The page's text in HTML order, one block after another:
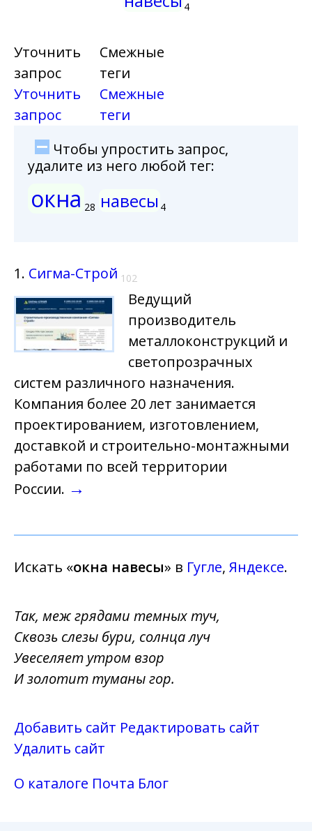
4
Уточнить
запрос
Уточнить
запрос
Смежные
теги
Смежные
теги
Чтобы упростить запрос,
удалите из него любой тег:
окна 28 навесы 4
1. Сигма-Строй 102
Ведущий
производитель
металлоконструкций и
светопрозрачных
систем различного назначения.
Компания более 20 лет занимается
проектированием, изготовлением,
доставкой и строительно-монтажными
работами по всей территории
России. →
Искать «окна навесы» в Гугле, Яндексе.
Так, меж грядами темных туч,
Сквозь слезы бури, солнца луч
Увеселяет утром взор
И золотит туманы гор.
Добавить сайт Редактировать сайт
Удалить сайт
О каталоге Почта Блог